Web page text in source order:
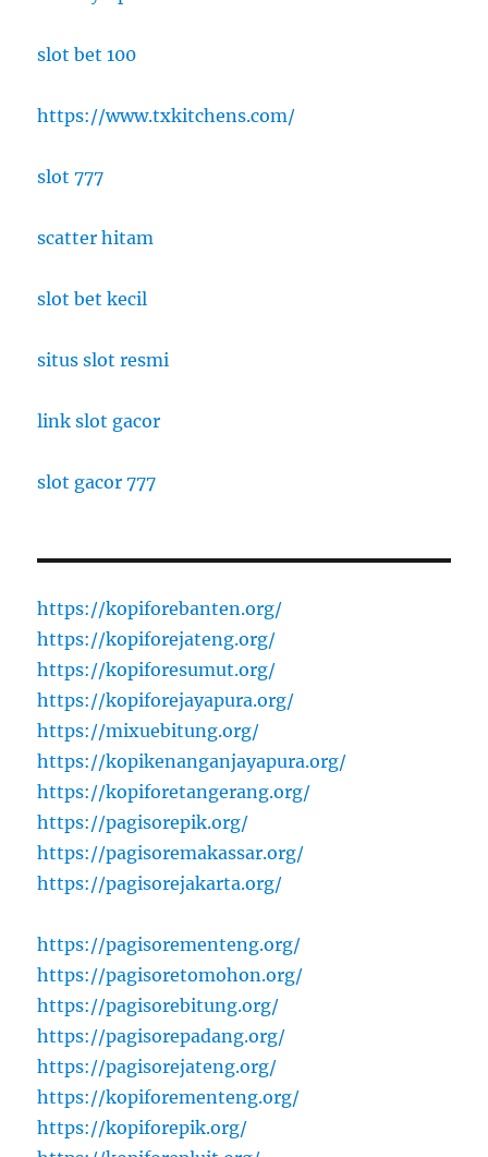
slot bet 100
https://www.txkitchens.com/
slot 777
scatter hitam
slot bet kecil
situs slot resmi
link slot gacor
slot gacor 777
https://kopiforebanten.org/
https://kopiforejateng.org/
https://kopiforesumut.org/
https://kopiforejayapura.org/
https://mixuebitung.org/
https://kopikenanganjayapura.org/
https://kopiforetangerang.org/
https://pagisorepik.org/
https://pagisoremakassar.org/
https://pagisorejakarta.org/
https://pagisorementeng.org/
https://pagisoretomohon.org/
https://pagisorebitung.org/
https://pagisorepadang.org/
https://pagisorejateng.org/
https://kopiforementeng.org/
https://kopiforepik.org/